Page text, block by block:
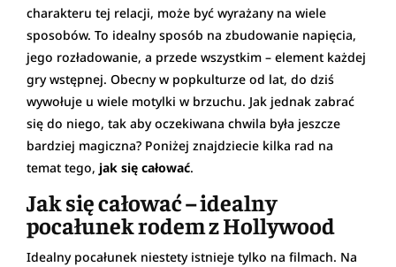
charakteru tej relacji, może być wyrażany na wiele
sposobów. To idealny sposób na zbudowanie napięcia,
jego rozładowanie, a przede wszystkim – element każdej
gry wstępnej. Obecny w popkulturze od lat, do dziś
wywołuje u wiele motylki w brzuchu. Jak jednak zabrać
się do niego, tak aby oczekiwana chwila była jeszcze
bardziej magiczna? Poniżej znajdziecie kilka rad na
temat tego, jak się całować.
Jak się całować – idealny
pocałunek rodem z Hollywood
Idealny pocałunek niestety istnieje tylko na filmach. Na